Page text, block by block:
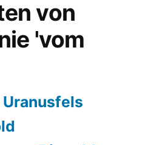
von
'vom